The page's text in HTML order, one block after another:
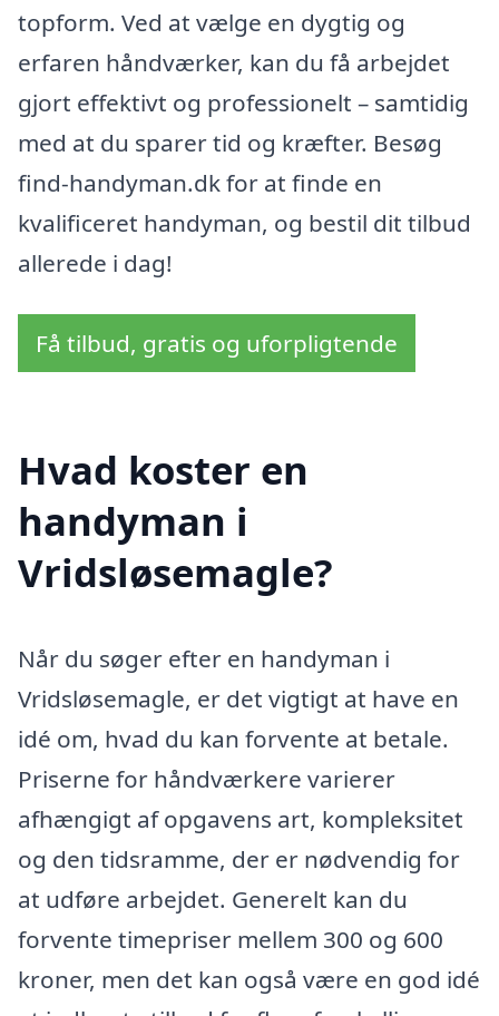
topform. Ved at vælge en dygtig og
erfaren håndværker, kan du få arbejdet
gjort effektivt og professionelt – samtidig
med at du sparer tid og kræfter. Besøg
find-handyman.dk for at finde en
kvalificeret handyman, og bestil dit tilbud
allerede i dag!
Få tilbud, gratis og uforpligtende
Hvad koster en
handyman i
Vridsløsemagle?
Når du søger efter en handyman i
Vridsløsemagle, er det vigtigt at have en
idé om, hvad du kan forvente at betale.
Priserne for håndværkere varierer
afhængigt af opgavens art, kompleksitet
og den tidsramme, der er nødvendig for
at udføre arbejdet. Generelt kan du
forvente timepriser mellem 300 og 600
kroner, men det kan også være en god idé